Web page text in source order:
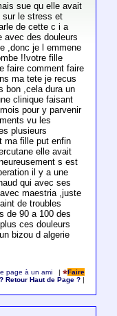
sue qu elle avait
le stress et
de cette c i a
avec des douleurs
,donc je l emmene
!!votre fille
faire comment faire
ma tete je recus
bon ,cela dura un
clinique faisant
pour y parvenir
vu les
plusieurs
ma fille put enfin
elle avait
s est
il y a une
qui avec ses
maestria ,juste
de troubles
de 90 a 100 des
ces douleurs
bizou d algerie
page à un ami |
Faire
? Retour Haut de Page ?